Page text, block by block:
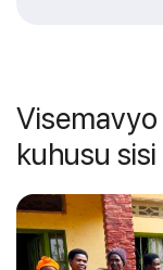
kuhusu sisi